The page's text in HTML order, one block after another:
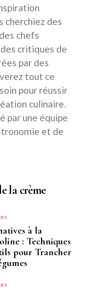
cherchiez des
chefs
critiques de
par des
tout ce
pour réussir
culinaire.
par une équipe
et de
la crème
à la
: Techniques
pour Trancher